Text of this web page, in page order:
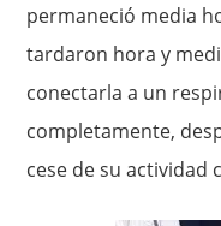
permaneció media
tardaron hora y
conectarla a un
completamente,
cese de su actividad